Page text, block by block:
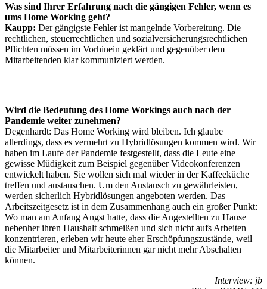
Was sind Ihrer Erfahrung nach die gängigen Fehler, wenn es
ums Home Working geht?
Kaupp: Der gängigste Fehler ist mangelnde Vorbereitung. Die
rechtlichen, steuerrechtlichen und sozialversicherungsrechtlichen
Pflichten müssen im Vorhinein geklärt und gegenüber dem
Mitarbeitenden klar kommuniziert werden.
Wird die Bedeutung des Home Workings auch nach der
Pandemie weiter zunehmen?
Degenhardt: Das Home Working wird bleiben. Ich glaube
allerdings, dass es vermehrt zu Hybridlösungen kommen wird. Wir
haben im Laufe der Pandemie festgestellt, dass die Leute eine
gewisse Müdigkeit zum Beispiel gegenüber Videokonferenzen
entwickelt haben. Sie wollen sich mal wieder in der Kaffeeküche
treffen und austauschen. Um den Austausch zu gewährleisten,
werden sicherlich Hybridlösungen angeboten werden. Das
Arbeitszeitgesetz ist in dem Zusammenhang auch ein großer Punkt:
Wo man am Anfang Angst hatte, dass die Angestellten zu Hause
nebenher ihren Haushalt schmeißen und sich nicht aufs Arbeiten
konzentrieren, erleben wir heute eher Erschöpfungszustände, weil
die Mitarbeiter und Mitarbeiterinnen gar nicht mehr Abschalten
können.
Interview: jb